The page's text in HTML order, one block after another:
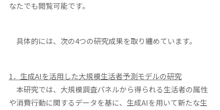
なたでも閲覧可能です。
具体的には、次の4つの研究成果を取り纏めています。
1．生成AIを活用した大規模生活者予測モデルの研究
本研究では、大規模調査パネルから得られる生活者の属性
や消費行動に関するデータを基に、生成AIを用いて新たな生